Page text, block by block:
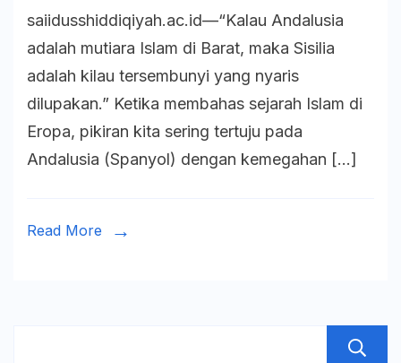
Peradaban
Islam
yang
Terlupakan
di
Italia
saiidusshiddiqiyah.ac.id—“Kalau Andalusia
adalah mutiara Islam di Barat, maka Sisilia
adalah kilau tersembunyi yang nyaris
dilupakan.” Ketika membahas sejarah Islam di
Eropa, pikiran kita sering tertuju pada
Andalusia (Spanyol) dengan kemegahan […]
Read More